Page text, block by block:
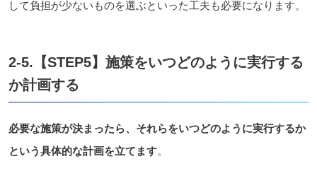
して負担が少ないものを選ぶといった工夫も必要になります。
2-5.【STEP5】施策をいつどのように実行する
か計画する
必要な施策が決まったら、それらをいつどのように実行するか
という具体的な計画を立てます。